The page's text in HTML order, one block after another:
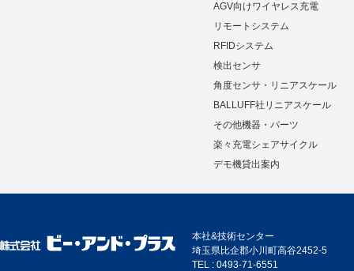
AGV向けワイヤレス充電
リモートシステム
RFIDシステム
検出センサ
角度センサ・リニアスケール
BALLUFF社リニアスケール
その他機器・パーツ
楽々充電シェアサイクル
デモ機貸出案内
本社&技術センター
埼玉県比企郡小川町高谷2452-5
TEL : 0493-71-6551